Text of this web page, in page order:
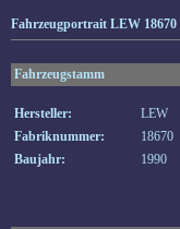
Fahrzeugportrait LEW 18670
Fahrzeugstamm
Hersteller: LEW
Fabriknummer:
18670
Baujahr:
1990